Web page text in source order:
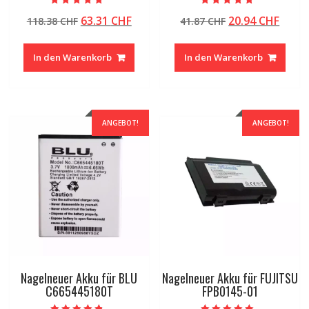
5.00
von 5
118.38CHF Ursprünglicher
war:
118.38 CHF
63.31 CHFAktueller
In den Warenkorb
5.00
von 5
41.87CHF Ursprünglicher
war:
41.87 CHF
20.94CHF
In den Warenkorb
ANGEBOT!
Nagelneuer Akku für BLU
C665445180T
ANGEBOT!
Nagelneuer Akku für FUJITSU
FPB0145-01